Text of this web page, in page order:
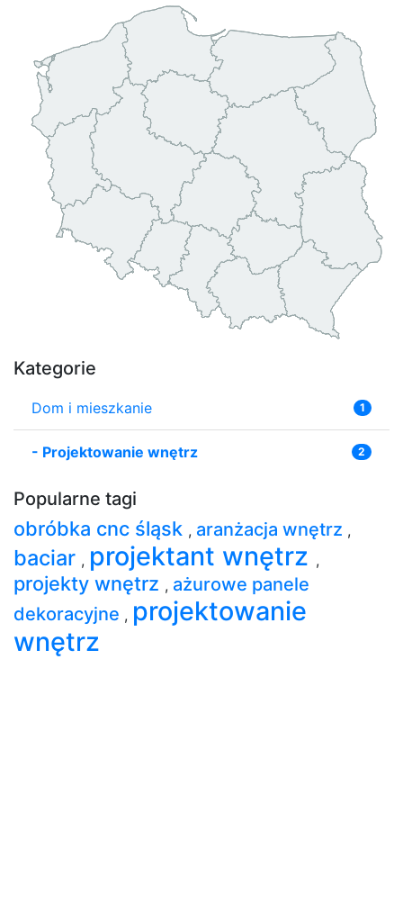
Kategorie
Dom i mieszkanie 1
- Projektowanie wnętrz 2
Popularne tagi
obróbka cnc śląsk , aranżacja wnętrz ,
baciar , projektant wnętrz ,
projekty wnętrz , ażurowe panele
dekoracyjne , projektowanie
wnętrz